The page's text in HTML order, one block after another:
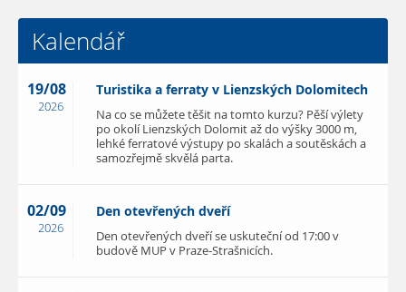
Kalendář
19/08
2026
Turistika a ferraty v Lienzských Dolomitech
Na co se můžete těšit na tomto kurzu? Pěší výlety
po okolí Lienzských Dolomit až do výšky 3000 m,
lehké ferratové výstupy po skalách a soutěskách a
samozřejmě skvělá parta.
02/09
2026
Den otevřených dveří
Den otevřených dveří se uskuteční od 17:00 v
budově MUP v Praze-Strašnicích.